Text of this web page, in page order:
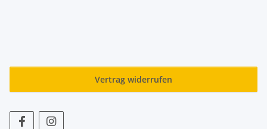
Vertrag widerrufen